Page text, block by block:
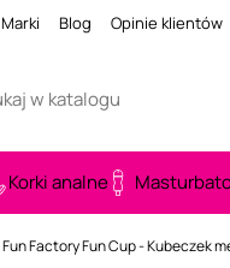
Marki Blog Opinie klientów
Korki analne
Fun Factory Fun Cup - Kubeczek